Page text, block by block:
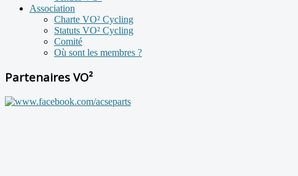
Association
Charte VO² Cycling
Statuts VO² Cycling
Comité
Où sont les membres ?
Partenaires VO²